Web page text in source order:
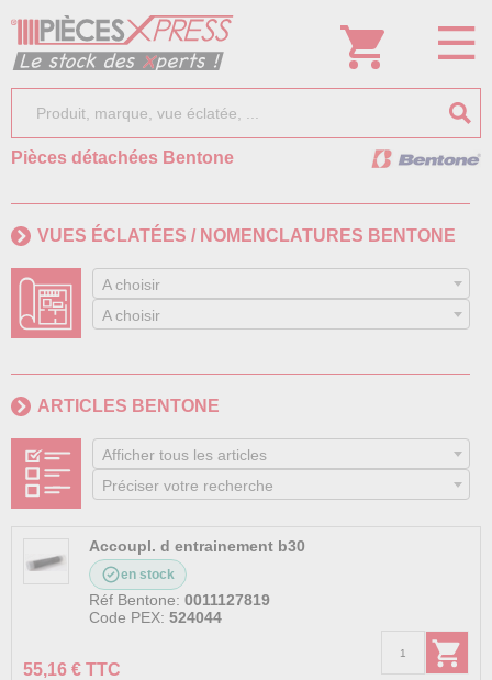
Pièces détachées Bentone
VUES ÉCLATÉES / NOMENCLATURES BENTONE
A choisir
A choisir
ARTICLES BENTONE
Afficher tous les articles
Préciser votre recherche
Accoupl. d entrainement b30
en stock
Réf Bentone: 0011127819
Code PEX: 524044
55,16 € TTC